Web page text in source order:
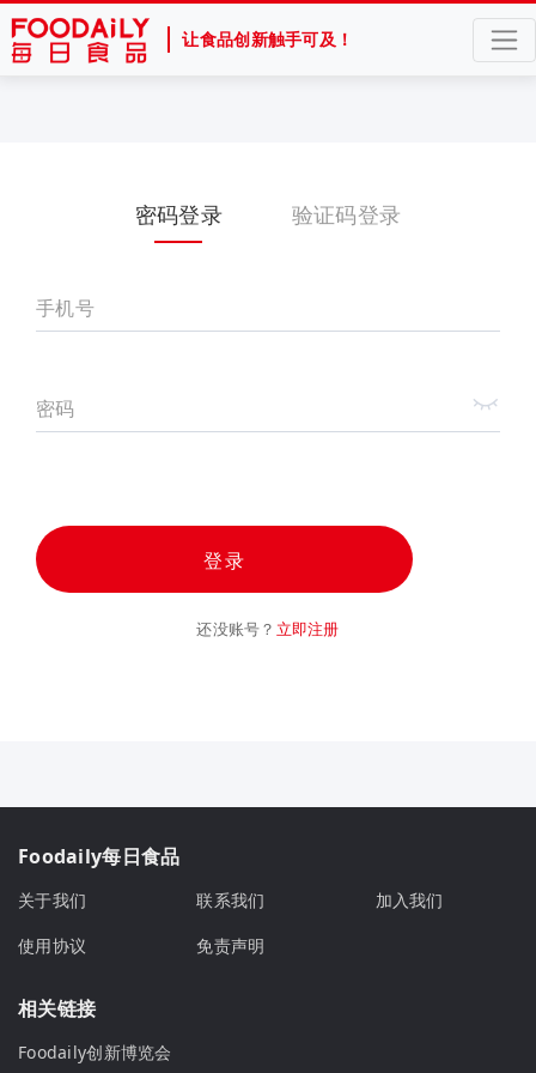
让食品创新触手可及！
密码登录 验证码登录
手机号
密码
登录
还没账号？ 立即注册
Foodaily每日食品
关于我们 联系我们
加入我们
使用协议
免责声明
相关链接
Foodaily创新博览会